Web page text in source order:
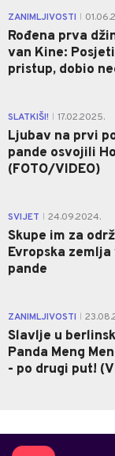
ZANIMLJIVOSTI
Rođena prva
van Kine:
pristup, dobio
SLATKIŠI! 17.02.2025.
Ljubav na prvi
pande osvojili
(FOTO/VIDEO)
SVIJET 24.09.2024.
Skupe im za
Evropska
pande
ZANIMLJIVOSTI
Slavlje u
Panda Meng
- po drugi put!